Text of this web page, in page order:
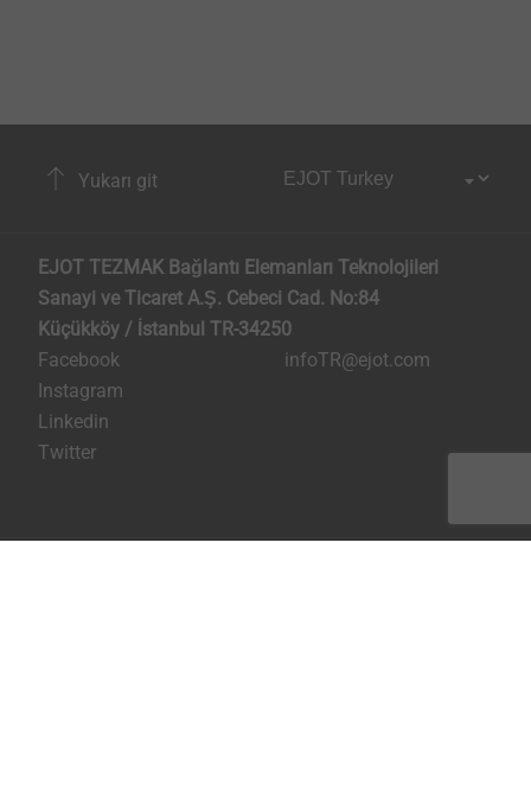
Yukarı git
EJOT TEZMAK Bağlantı Elemanları Teknolojileri
Sanayi ve Ticaret A.Ş. Cebeci Cad. No:84
Küçükköy / İstanbul TR-34250
Facebook
Instagram
Linkedin
Twitter
infoTR@ejot.com